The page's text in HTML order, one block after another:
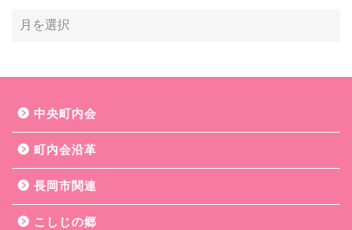
中央町内会
町内会沿革
長岡市関連
こしじの郷